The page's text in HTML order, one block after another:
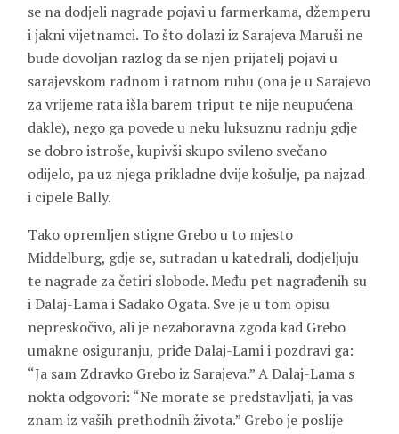
se na dodjeli nagrade pojavi u farmerkama, džemperu
i jakni vijetnamci. To što dolazi iz Sarajeva Maruši ne
bude dovoljan razlog da se njen prijatelj pojavi u
sarajevskom radnom i ratnom ruhu (ona je u Sarajevo
za vrijeme rata išla barem triput te nije neupućena
dakle), nego ga povede u neku luksuznu radnju gdje
se dobro istroše, kupivši skupo svileno svečano
odijelo, pa uz njega prikladne dvije košulje, pa najzad
i cipele Bally.
Tako opremljen stigne Grebo u to mjesto
Middelburg, gdje se, sutradan u katedrali, dodjeljuju
te nagrade za četiri slobode. Među pet nagrađenih su
iDalaj-Lamai Sadako Ogata. Sve je u tom opisu
nepreskočivo, ali je nezaboravna zgoda kad Grebo
umakne osiguranju, priđe Dalaj-Lami i pozdravi ga:
“Ja sam Zdravko Grebo iz Sarajeva.” A Dalaj-Lama s
nokta odgovori: “Ne morate se predstavljati, ja vas
znam iz vaših prethodnih života.” Grebo je poslije